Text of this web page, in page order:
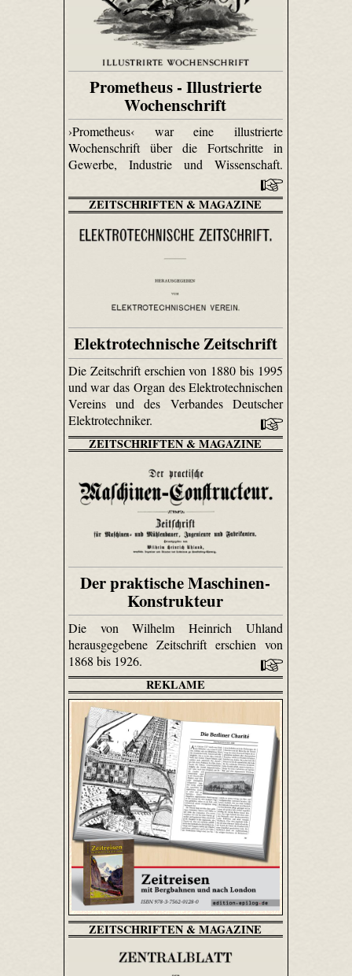
Prometheus - Illustrierte
Wochenschrift
›Prometheus‹ war eine illustrierte
Wochenschrift über die Fortschritte in
Gewerbe, Industrie und Wissenschaft.
ZEITSCHRIFTEN & MAGAZINE
Elektrotechnische Zeitschrift
Die Zeitschrift erschien von 1880 bis 1995
und war das Organ des Elektrotechnischen
Vereins und des Verbandes Deutscher
Elektrotechniker.
ZEITSCHRIFTEN & MAGAZINE
Der praktische Maschinen-
Konstrukteur
Die von Wilhelm Heinrich Uhland
herausgegebene Zeitschrift erschien von
1868 bis 1926.
REKLAME
ZEITSCHRIFTEN & MAGAZINE